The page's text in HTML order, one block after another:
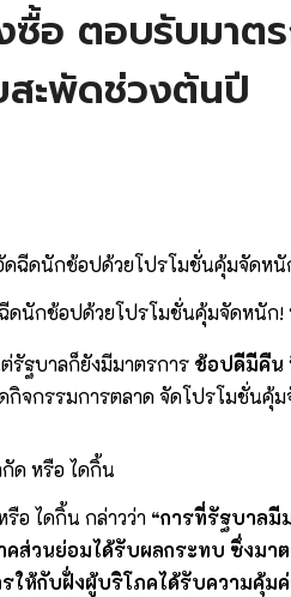
อ ตอบรับมา
ะพัดช่วงต้นปี
นักช้อปด้วยโปรโมชั่นคุ้มจัดหนัก
รัฐบาลก็ยังมีมาตรการ ช้อปดีมีคืน
กิจกรรมการตลาด จัดโปรโมชั่นคุ้
ด หรือ ไดกิ้น
อ ไดกิ้น กล่าวว่า “การที่รัฐบาลมี
คส่วนย่อมได้รับผลกระทบ ซึ่งมา
ห้กับฝั่งผู้บริโภคได้รับความคุ้